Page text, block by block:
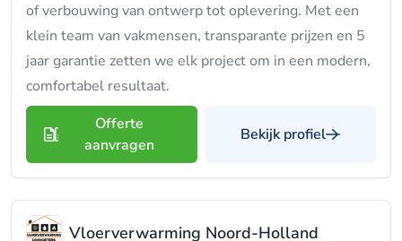
of verbouwing van ontwerp tot oplevering. Met een
klein team van vakmensen, transparante prijzen en 5
jaar garantie zetten we elk project om in een modern,
comfortabel resultaat.
Offerte
aanvragen
Bekijk profiel
Vloerverwarming Noord-Holland